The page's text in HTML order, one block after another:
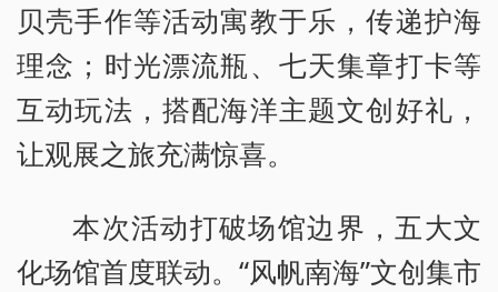
贝壳手作等活动寓教于乐，传递护海
理念；时光漂流瓶、七天集章打卡等
互动玩法，搭配海洋主题文创好礼，
让观展之旅充满惊喜。
本次活动打破场馆边界，五大文
化场馆首度联动。“风帆南海”文创集市